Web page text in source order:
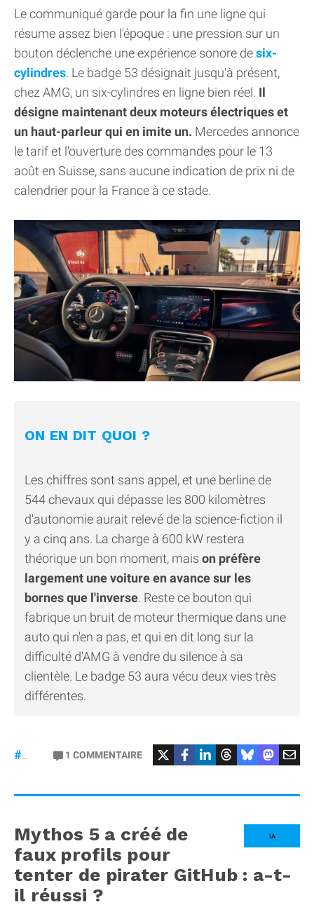
Le communiqué garde pour la fin une ligne qui
résume assez bien l'époque : une pression sur un
bouton déclenche une expérience sonore desix-
cylindres. Le badge 53 désignait jusqu'à présent,
chez AMG, un six-cylindres en ligne bien réel. Il
désigne maintenant deux moteurs électriques et
un haut-parleur qui en imite un. Mercedes annonce
le tarif et l'ouverture des commandes pour le 13
août en Suisse, sans aucune indication de prix ni de
calendrier pour la France à ce stade.
ON EN DIT QUOI ?
Les chiffres sont sans appel, et une berline de
544 chevaux qui dépasse les 800 kilomètres
d'autonomie aurait relevé de la science-fiction il
y a cinq ans. La charge à 600 kW restera
théorique un bon moment, mais on préfère
largement une voiture en avance sur les
bornes que l'inverse. Reste ce bouton qui
fabrique un bruit de moteur thermique dans une
auto qui n'en a pas, et qui en dit long sur la
difficulté d'AMG à vendre du silence à sa
clientèle. Le badge 53 aura vécu deux vies très
différentes.
#gt53 #Mercedes
1 COMMENTAIRE
IA
Mythos 5 a créé de
faux profils pour
tenter de pirater GitHub : a-t-
il réussi ?